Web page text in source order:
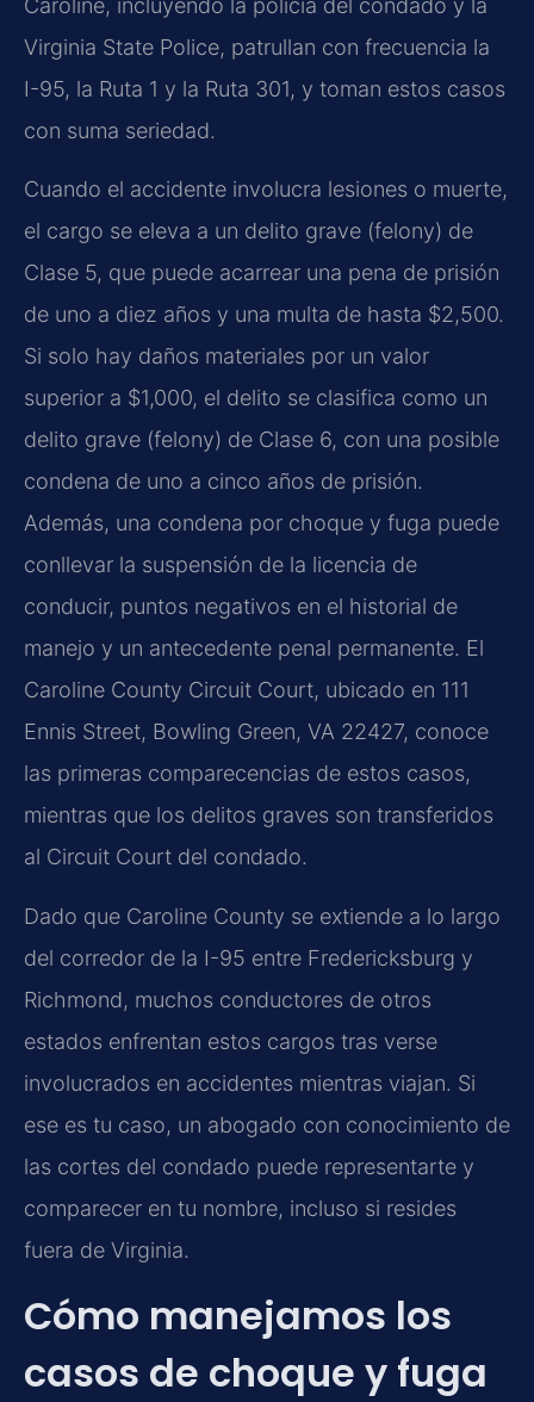
Caroline, incluyendo la policía del condado y la
Virginia State Police, patrullan con frecuencia la
I-95, la Ruta 1 y la Ruta 301, y toman estos casos
con suma seriedad.
Cuando el accidente involucra lesiones o muerte,
el cargo se eleva a un delito grave (felony) de
Clase 5, que puede acarrear una pena de prisión
de uno a diez años y una multa de hasta $2,500.
Si solo hay daños materiales por un valor
superior a $1,000, el delito se clasifica como un
delito grave (felony) de Clase 6, con una posible
condena de uno a cinco años de prisión.
Además, una condena por choque y fuga puede
conllevar la suspensión de la licencia de
conducir, puntos negativos en el historial de
manejo y un antecedente penal permanente. El
Caroline County Circuit Court, ubicado en 111
Ennis Street, Bowling Green, VA 22427, conoce
las primeras comparecencias de estos casos,
mientras que los delitos graves son transferidos
al Circuit Court del condado.
Dado que Caroline County se extiende a lo largo
del corredor de la I-95 entre Fredericksburg y
Richmond, muchos conductores de otros
estados enfrentan estos cargos tras verse
involucrados en accidentes mientras viajan. Si
ese es tu caso, un abogado con conocimiento de
las cortes del condado puede representarte y
comparecer en tu nombre, incluso si resides
fuera de Virginia.
Cómo manejamos los
casos de choque y fuga